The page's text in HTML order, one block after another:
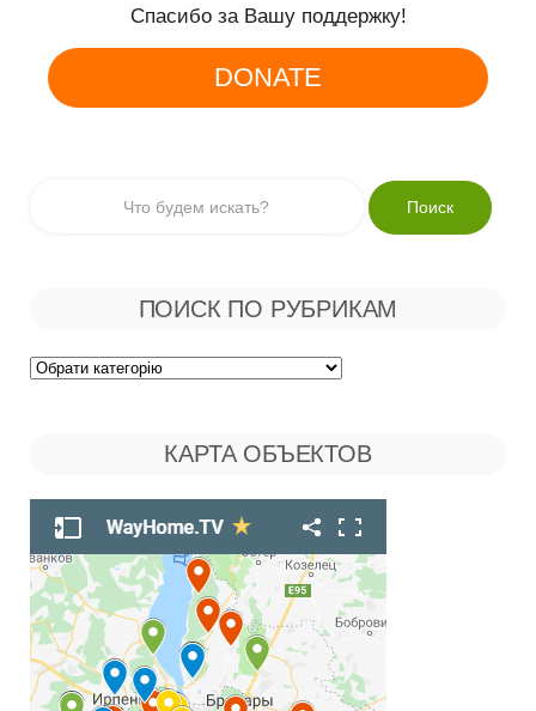
Спасибо за Вашу поддержку!
DONATE
ПОИСК ПО РУБРИКАМ
Поиск
КАРТА ОБЪЕКТОВ